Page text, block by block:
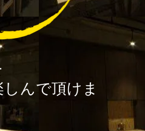
んで頂けま